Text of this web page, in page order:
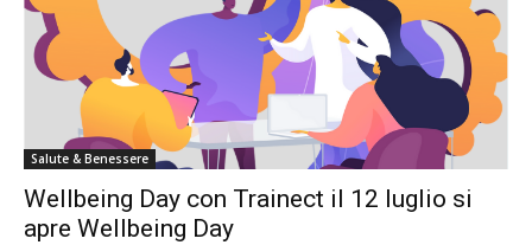
Salute & Benessere
Wellbeing Day con Trainect il 12 luglio si
apre Wellbeing Day